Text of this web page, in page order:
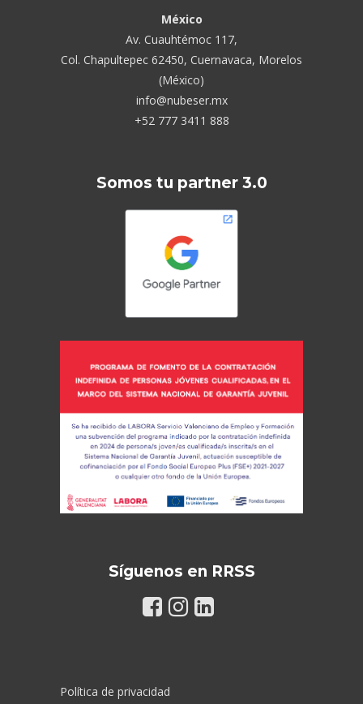
México
Av. Cuauhtémoc 117,
Col. Chapultepec 62450, Cuernavaca, Morelos
(México)
info@nubeser.mx
+52 777 3411 888
Somos tu partner 3.0
Síguenos en RRSS
Política de privacidad